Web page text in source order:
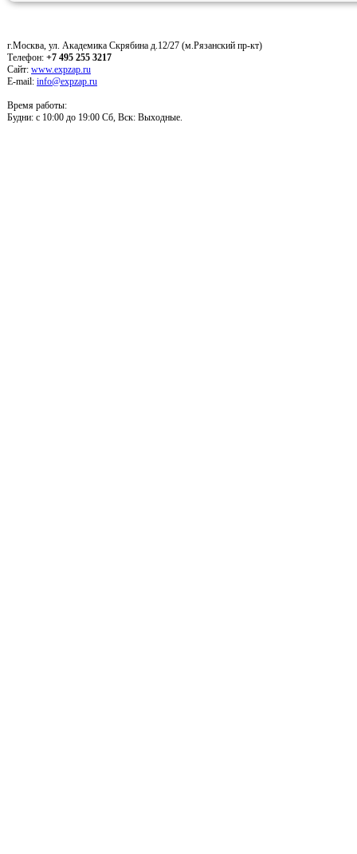
г.Москва, ул. Академика Скрябина д.12/27 (м.Рязанский пр-кт)
Телефон: +7 495 255 3217
Сайт: www.expzap.ru
E-mail: info@expzap.ru
Время работы:
Будни: c 10:00 до 19:00 Сб, Вск: Выходные.